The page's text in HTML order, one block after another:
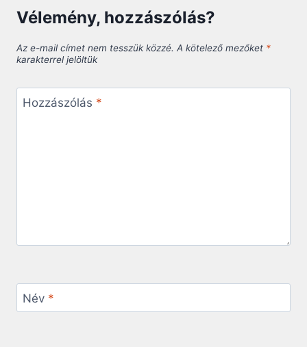
Vélemény, hozzászólás?
Az e-mail címet nem tesszük közzé. A kötelező mezőket *
karakterrel jelöltük
Hozzászólás *
Név *